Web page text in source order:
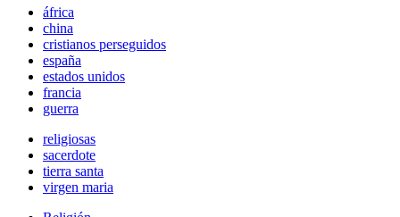
áfrica
china
cristianos perseguidos
españa
estados unidos
francia
guerra
religiosas
sacerdote
tierra santa
virgen maria